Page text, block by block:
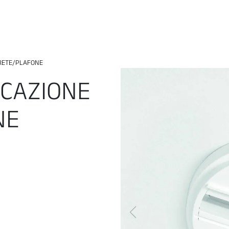
PLAFONE